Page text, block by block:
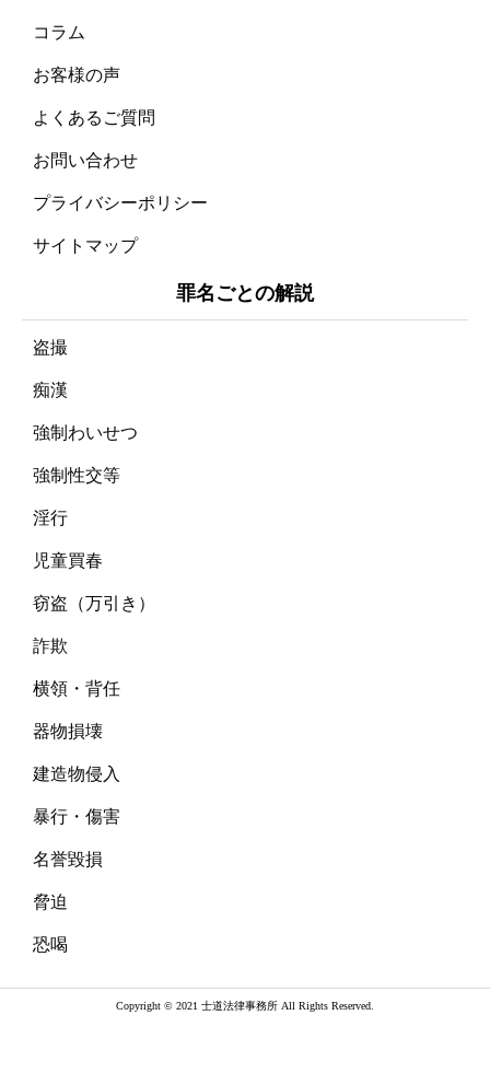
コラム
お客様の声
よくあるご質問
お問い合わせ
プライバシーポリシー
サイトマップ
罪名ごとの解説
盗撮
痴漢
強制わいせつ
強制性交等
淫行
児童買春
窃盗（万引き）
詐欺
横領・背任
器物損壊
建造物侵入
暴行・傷害
名誉毀損
脅迫
恐喝
Copyright © 2021 士道法律事務所 All Rights Reserved.